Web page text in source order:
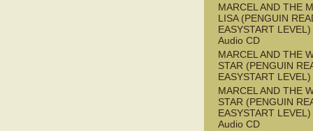
MARCEL AND THE
LISA (PENGUIN
EASYSTART
Audio CD
MARCEL AND THE
STAR (PENGUIN
EASYSTART
MARCEL AND THE
STAR (PENGUIN
EASYSTART
Audio CD